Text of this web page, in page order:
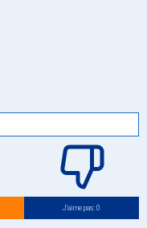
J’aime pas: 0